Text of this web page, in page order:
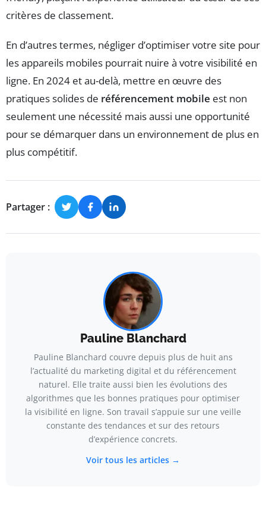
critères de classement.
En d’autres termes, négliger d’optimiser votre site pour
les appareils mobiles pourrait nuire à votre visibilité en
ligne. En 2024 et au-delà, mettre en œuvre des
pratiques solides de référencement mobile est non
seulement une nécessité mais aussi une opportunité
pour se démarquer dans un environnement de plus en
plus compétitif.
Partager :
Pauline Blanchard
Pauline Blanchard couvre depuis plus de huit ans
l’actualité du marketing digital et du référencement
naturel. Elle traite aussi bien les évolutions des
algorithmes que les bonnes pratiques pour optimiser
la visibilité en ligne. Son travail s’appuie sur une veille
constante des tendances et sur des retours
d’expérience concrets.
Voir tous les articles →